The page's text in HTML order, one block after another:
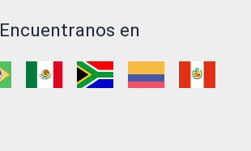
Encuentranos en